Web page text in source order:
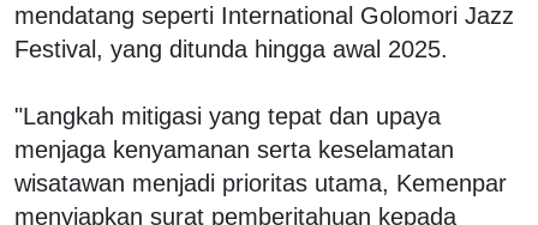
mendatang seperti International Golomori Jazz
Festival, yang ditunda hingga awal 2025.
"Langkah mitigasi yang tepat dan upaya
menjaga kenyamanan serta keselamatan
wisatawan menjadi prioritas utama, Kemenpar
menyiapkan surat pemberitahuan kepada